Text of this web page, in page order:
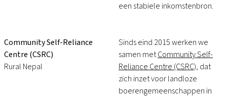
een stabiele inkomstenbron.
Community Self-Reliance
Centre (CSRC)
Rural Nepal
Sinds eind 2015 werken we
samen metCommunity Self-
Reliance Centre (CSRC), dat
zich inzet voor landloze
boerengemeenschappen in